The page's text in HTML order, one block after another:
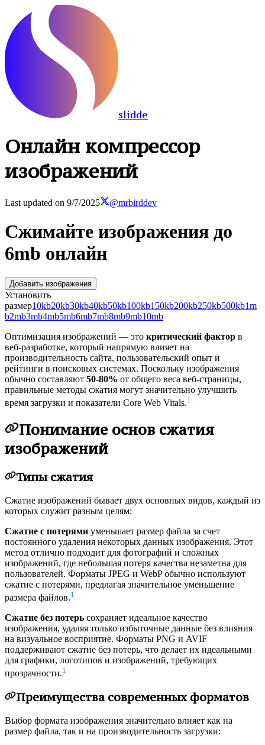
slidde
Онлайн компрессор
изображений
Last updated on 9/7/2025 @mrbirddev
Сжимайте изображения до
6mb онлайн
Добавить изображения
Установить
размер10kb20kb30kb40kb50kb100kb150kb200kb250kb500kb1m
b2mb3mb4mb5mb6mb7mb8mb9mb10mb
Оптимизация изображений — это критический фактор в
веб-разработке, который напрямую влияет на
производительность сайта, пользовательский опыт и
рейтинги в поисковых системах. Поскольку изображения
обычно составляют 50-80% от общего веса веб-страницы,
правильные методы сжатия могут значительно улучшить
время загрузки и показатели Core Web Vitals.1
Понимание основ сжатия
изображений
Типы сжатия
Сжатие изображений бывает двух основных видов, каждый из
которых служит разным целям:
Сжатие с потерями уменьшает размер файла за счет
постоянного удаления некоторых данных изображения. Этот
метод отлично подходит для фотографий и сложных
изображений, где небольшая потеря качества незаметна для
пользователей. Форматы JPEG и WebP обычно используют
сжатие с потерями, предлагая значительное уменьшение
размера файлов.1
Сжатие без потерь сохраняет идеальное качество
изображения, удаляя только избыточные данные без влияния
на визуальное восприятие. Форматы PNG и AVIF
поддерживают сжатие без потерь, что делает их идеальными
для графики, логотипов и изображений, требующих
прозрачности.1
Преимущества современных форматов
Выбор формата изображения значительно влияет как на
размер файла, так и на производительность загрузки: